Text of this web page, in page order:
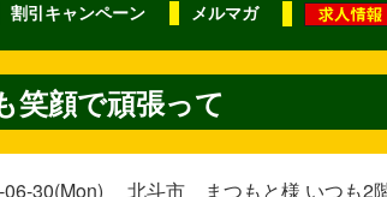
割引キャンペーン メルマガ
笑顔で頑張って
06-30(Mon) 北斗市 まつもと様 いつも2